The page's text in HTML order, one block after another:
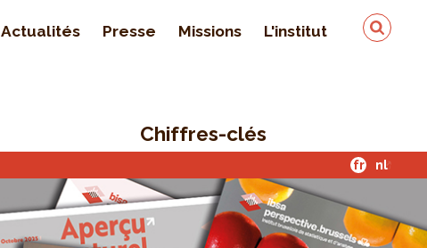
Actualités Presse Missions L'institut
Qualité & sécurité des
Contact
Chiffres-clés
fr nl